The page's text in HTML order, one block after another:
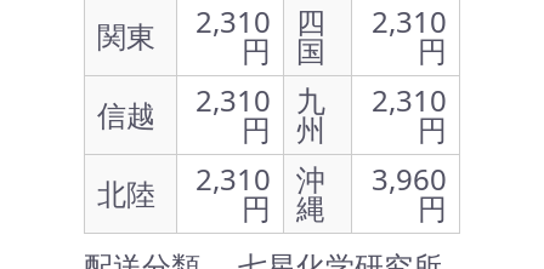
関東
2,310
円
四
国
2,310
円
信越
2,310
円
九
州
2,310
円
北陸
2,310
円
沖
縄
3,960
円